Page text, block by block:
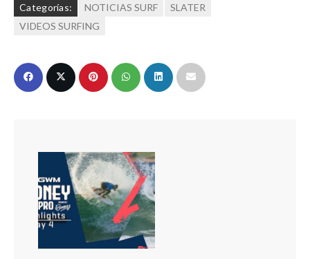
Categorías: NOTICIAS SURF
SLATER
VIDEOS SURFING